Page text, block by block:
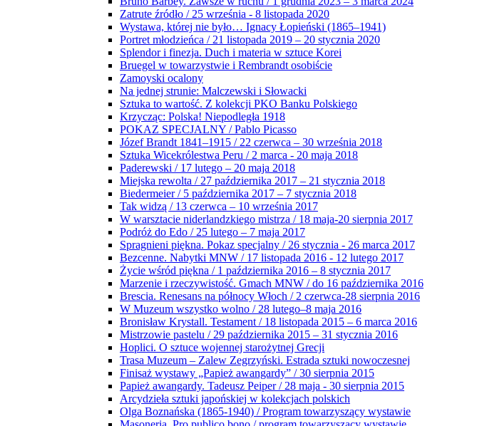
Zatrute źródło / 25 września - 8 listopada 2020
Wystawa, której nie było… Ignacy Łopieński (1865–1941)
Portret młodzieńca / 21 listopada 2019 – 20 stycznia 2020
Splendor i finezja. Duch i materia w sztuce Korei
Bruegel w towarzystwie i Rembrandt osobiście
Zamoyski ocalony
Na jednej strunie: Malczewski i Słowacki
Sztuka to wartość. Z kolekcji PKO Banku Polskiego
Krzycząc: Polska! Niepodległa 1918
POKAZ SPECJALNY / Pablo Picasso
Józef Brandt 1841–1915 / 22 czerwca – 30 września 2018
Sztuka Wicekrólestwa Peru / 2 marca - 20 maja 2018
Paderewski / 17 lutego – 20 maja 2018
Miejska rewolta / 27 października 2017 – 21 stycznia 2018
Biedermeier / 5 października 2017 – 7 stycznia 2018
Tak widzą / 13 czerwca – 10 września 2017
W warsztacie niderlandzkiego mistrza / 18 maja-20 sierpnia 2017
Podróż do Edo / 25 lutego – 7 maja 2017
Spragnieni piękna. Pokaz specjalny / 26 stycznia - 26 marca 2017
Bezcenne. Nabytki MNW / 17 listopada 2016 - 12 lutego 2017
Życie wśród piękna / 1 października 2016 – 8 stycznia 2017
Marzenie i rzeczywistość. Gmach MNW / do 16 października 2016
Brescia. Renesans na północy Włoch / 2 czerwca-28 sierpnia 2016
W Muzeum wszystko wolno / 28 lutego–8 maja 2016
Bronisław Krystall. Testament / 18 listopada 2015 – 6 marca 2016
Mistrzowie pastelu / 29 października 2015 – 31 stycznia 2016
Hoplici. O sztuce wojennej starożytnej Grecji
Trasa Muzeum – Zalew Zegrzyński. Estrada sztuki nowoczesnej
Finisaż wystawy „Papież awangardy” / 30 sierpnia 2015
Papież awangardy. Tadeusz Peiper / 28 maja - 30 sierpnia 2015
Arcydzieła sztuki japońskiej w kolekcjach polskich
Olga Boznańska (1865-1940) / Program towarzyszący wystawie